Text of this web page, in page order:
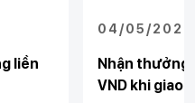
liền
04/05/2026
Nhận
VND khi giao